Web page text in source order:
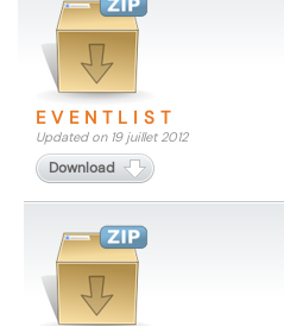
EVENTLIST
Updated on 19 juillet 2012
Download